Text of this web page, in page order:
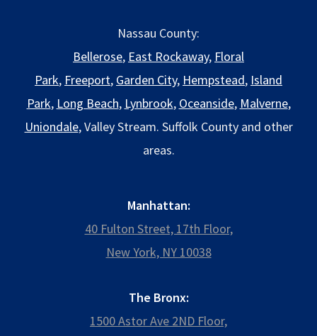
Nassau County:
Bellerose, East Rockaway, Floral
Park, Freeport, Garden City, Hempstead, Island
Park, Long Beach, Lynbrook, Oceanside, Malverne,
Uniondale, Valley Stream. Suffolk County and other
areas.
Manhattan:
40 Fulton Street, 17th Floor,
New York, NY 10038
The Bronx:
1500 Astor Ave 2ND Floor,